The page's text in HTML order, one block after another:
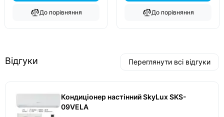
До порівняння До порівняння
Відгуки Переглянути всі відгуки
Кондиціонер настінний SkyLux SKS-
09VELA